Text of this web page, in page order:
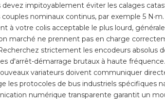
devez impitoyablement éviter les calages
nominaux continus, par exemple 5
à votre colis acceptable le plus lourd,
marché ne prennent pas en charge
strictement les encodeurs absolus
d'arrêt-démarrage brutaux à haute fréquence.
variateurs doivent communiquer
les protocoles de bus industriels spécifiques
numérique transparente garantit un